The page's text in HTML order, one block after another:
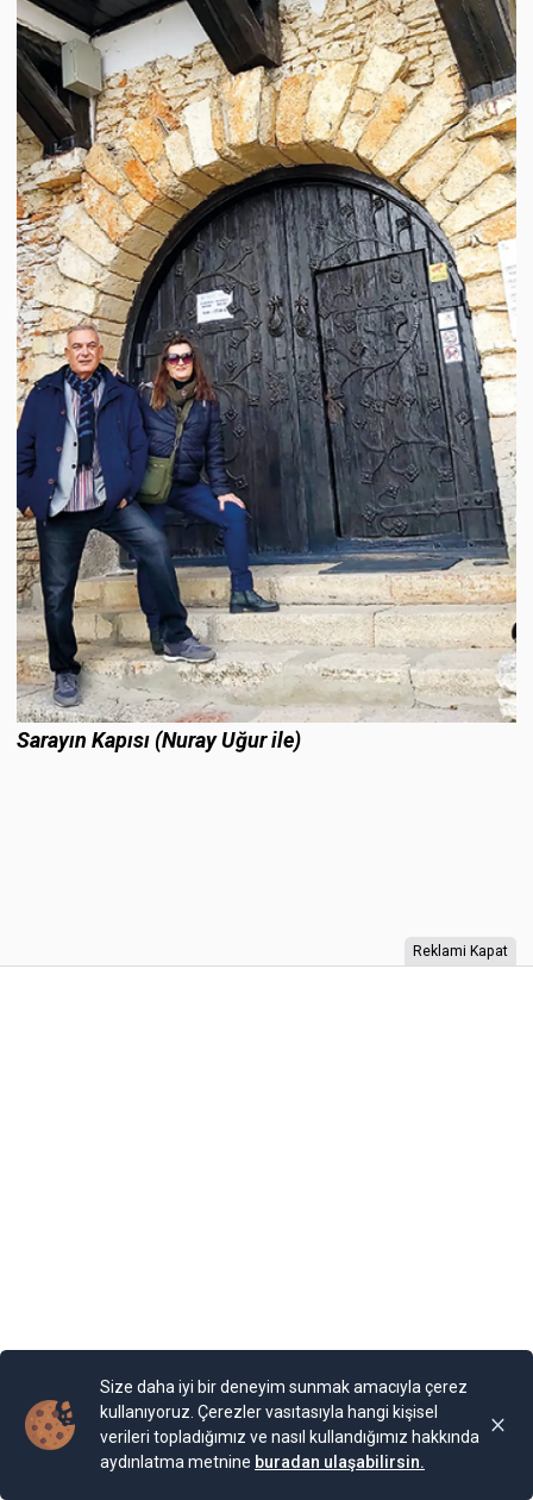
Sarayın Kapısı (Nuray Uğur ile)
Reklami Kapat
Size daha iyi bir deneyim sunmak amacıyla çerez
kullanıyoruz. Çerezler vasıtasıyla hangi kişisel
verileri topladığımız ve nasıl kullandığımız hakkında
aydınlatma metnine buradan ulaşabilirsin.